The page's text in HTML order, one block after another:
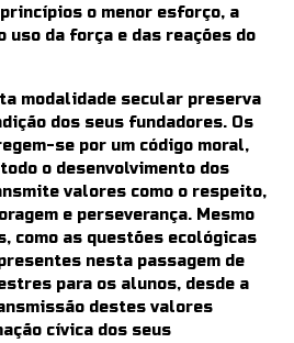
o menor esforço, a
uso da força e das reações do
modalidade secular preserva
dos seus fundadores. Os
se por um código moral,
o desenvolvimento dos
valores como o respeito,
e perseverança. Mesmo
como as questões ecológicas
nesta passagem de
para os alunos, desde a
destes valores
cívica dos seus